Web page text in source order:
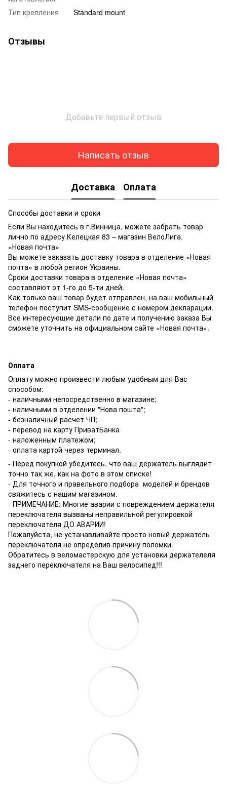
Тип крепления
Standard mount
Отзывы
Добавьте первый отзыв
Написать отзыв
Доставка Оплата
Способы доставки и сроки
Если Вы находитесь в г.Винница, можете забрать товар
лично по адресу Келецкая 83 – магазин ВелоЛига.
«Новая почта»
Вы можете заказать доставку товара в отделение «Новая
почта» в любой регион Украины.
Сроки доставки товара в отделение «Новая почта»
составляют от 1-го до 5-ти дней.
Как только ваш товар будет отправлен, на ваш мобильный
телефон поступит SMS-сообщение с номером декларации.
Все интересующие детали по дате и получению заказа Вы
сможете уточнить на официальном сайте «Новая почта».
Оплата
Оплату можно произвести любым удобным для Вас
способом:
- наличными непосредственно в магазине;
- наличными в отделении "Нова пошта";
- безналичный расчет ЧП;
- перевод на карту ПриватБанка
- наложенным платежом;
- оплата картой через терминал.
- Перед покупкой убедитесь, что ваш держатель выглядит
точно так же, как на фото в этом списке!
- Для точного и правельного подбора моделей и брендов
свяжитесь с нашим магазином.
- ПРИМЕЧАНИЕ: Многие аварии с повреждением держателя
переключателя вызваны неправильной регулировкой
переключателя ДО АВАРИИ!
Пожалуйста, не устанавливайте просто новый держатель
переключателя не определив причину поломки.
Обратитесь в веломастерскую для установки держателеля
заднего переключателя на Ваш велосипед!!!